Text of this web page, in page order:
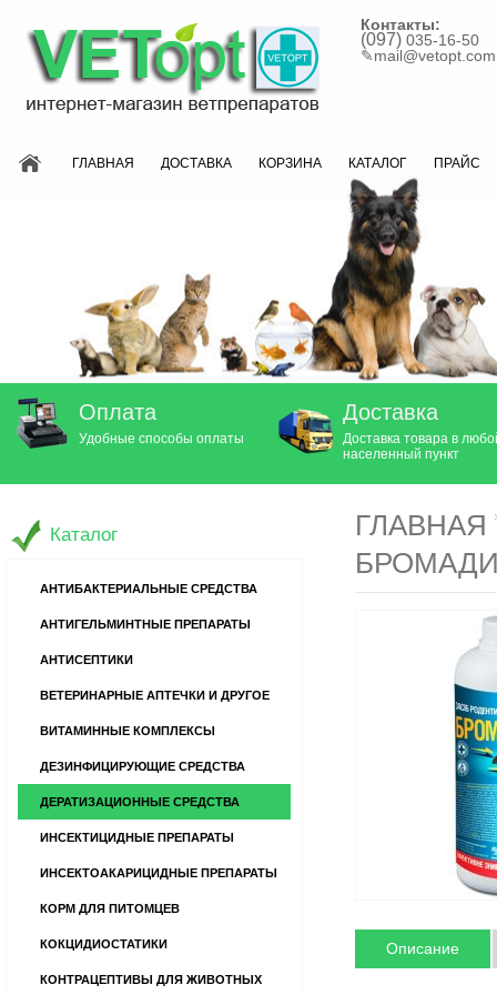
Контакты:
(097) 035-16-50
✎mail@vetopt.com
ГЛАВНАЯ ДОСТАВКА КОРЗИНА КАТАЛОГ ПРАЙС
Оплата
Удобные способы оплаты
Доставка
Доставка товара в
населенный пункт
ГЛАВНАЯ
Описание
Каталог
АНТИБАКТЕРИАЛЬНЫЕ СРЕДСТВА
АНТИГЕЛЬМИНТНЫЕ ПРЕПАРАТЫ
АНТИСЕПТИКИ
ВЕТЕРИНАРНЫЕ АПТЕЧКИ И ДРУГОЕ
ВИТАМИННЫЕ КОМПЛЕКСЫ
ДЕЗИНФИЦИРУЮЩИЕ СРЕДСТВА
ДЕРАТИЗАЦИОННЫЕ СРЕДСТВА
ИНСЕКТИЦИДНЫЕ ПРЕПАРАТЫ
ИНСЕКТОАКАРИЦИДНЫЕ ПРЕПАРАТЫ
КОРМ ДЛЯ ПИТОМЦЕВ
КОКЦИДИОСТАТИКИ
КОНТРАЦЕПТИВЫ ДЛЯ ЖИВОТНЫХ